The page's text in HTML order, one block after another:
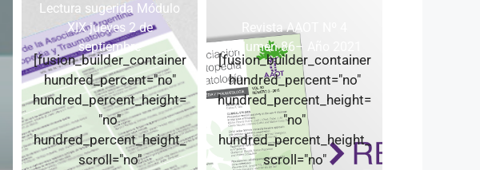
Lectura sugerida Módulo
XIX jueves 2 de
septiembre
[fusion_builder_container
hundred_percent="no"
hundred_percent_height=
"no"
hundred_percent_height_
scroll="no"
Revista AAOT Nº 4
Volumen 86– Año 2021
[fusion_builder_container
hundred_percent="no"
hundred_percent_height=
"no"
hundred_percent_height_
scroll="no"